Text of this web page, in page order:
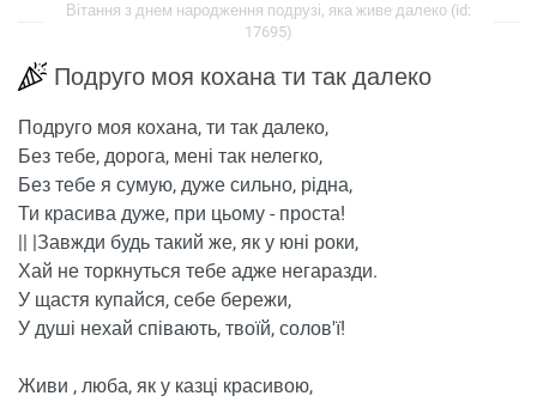
Вітання з днем ​​народження подрузі, яка живе далеко (id:
17695)
Подруго моя кохана ти так далеко
Подруго моя кохана, ти так далеко,
Без тебе, дорога, мені так нелегко,
Без тебе я сумую, дуже сильно, рідна,
Ти красива дуже, при цьому - проста!
|| |Завжди будь такий же, як у юні роки,
Хай не торкнуться тебе адже негаразди.
У щастя купайся, себе бережи,
У душі нехай співають, твоїй, солов'ї!
Живи , люба, як у казці красивою,